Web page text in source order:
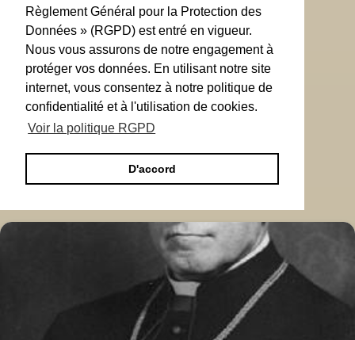
Règlement Général pour la Protection des
Données » (RGPD) est entré en vigueur.
Nous vous assurons de notre engagement à
protéger vos données. En utilisant notre site
internet, vous consentez à notre politique de
confidentialité et à l'utilisation de cookies.
Voir la politique RGPD
D'accord